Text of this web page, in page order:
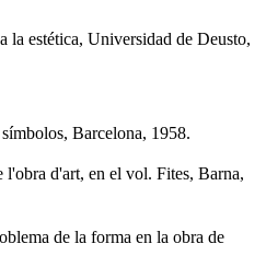
estética, Universidad de Deusto,
Barcelona, 1958.
d'art, en el vol. Fites, Barna,
de la forma en la obra de